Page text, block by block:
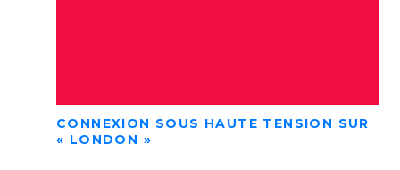
CONNEXION SOUS HAUTE TENSION SUR
« LONDON »